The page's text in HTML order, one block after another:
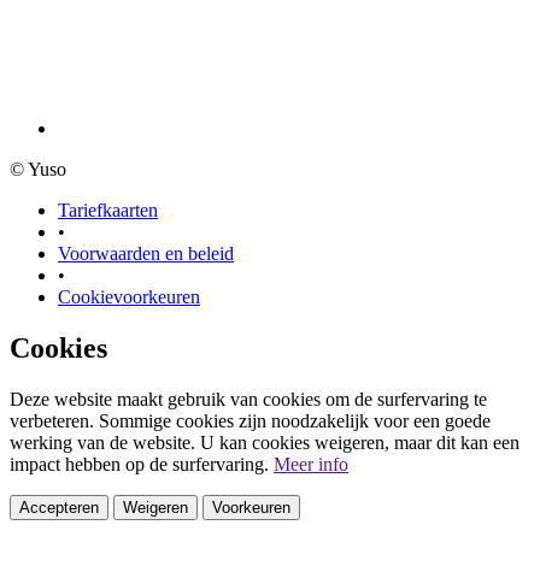
© Yuso
Tariefkaarten
•
Voorwaarden en beleid
•
Cookievoorkeuren
Cookies
Deze website maakt gebruik van cookies om de surfervaring te
verbeteren. Sommige cookies zijn noodzakelijk voor een goede
werking van de website. U kan cookies weigeren, maar dit kan een
impact hebben op de surfervaring. Meer info
Accepteren Weigeren Voorkeuren